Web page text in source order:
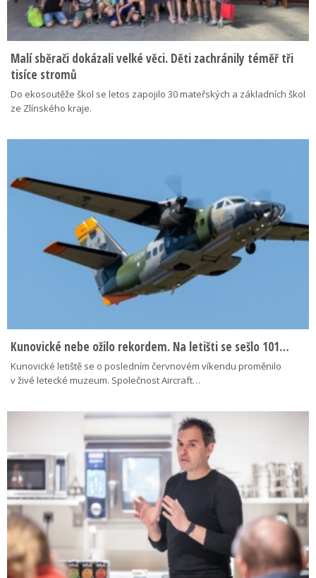
Malí sběrači dokázali velké věci. Děti zachránily téměř tři
tisíce stromů
Do ekosoutěže škol se letos zapojilo 30 mateřských a základních škol
ze Zlínského kraje.
Kunovické nebe ožilo rekordem. Na letišti se sešlo 101…
Kunovické letiště se o posledním červnovém víkendu proměnilo
v živé letecké muzeum. Společnost Aircraft…